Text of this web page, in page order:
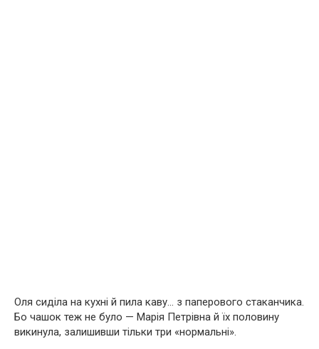
Оля сиділа на кухні й пила каву… з паперового стаканчика.
Бо чашок теж не було — Марія Петрівна й їх половину
викинула, залишивши тільки три «нормальні».